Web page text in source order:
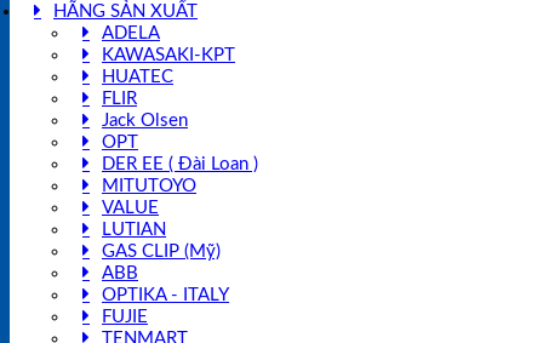
HÃNG SẢN XUẤT
ADELA
KAWASAKI-KPT
HUATEC
FLIR
Jack Olsen
OPT
DER EE ( Đài Loan )
MITUTOYO
VALUE
LUTIAN
GAS CLIP (Mỹ)
ABB
OPTIKA - ITALY
FUJIE
TENMART